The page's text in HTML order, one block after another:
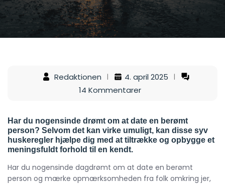
Redaktionen
4. april 2025
14 Kommentarer
Har du nogensinde drømt om at date en berømt
person? Selvom det kan virke umuligt, kan disse syv
huskeregler hjælpe dig med at tiltrække og opbygge et
meningsfuldt forhold til en kendt.
Har du nogensinde dagdrømt om at date en berømt
person og mærke opmærksomheden fra folk omkring jer,